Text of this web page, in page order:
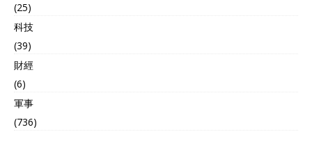
(25)
科技
(39)
財經
(6)
軍事
(736)